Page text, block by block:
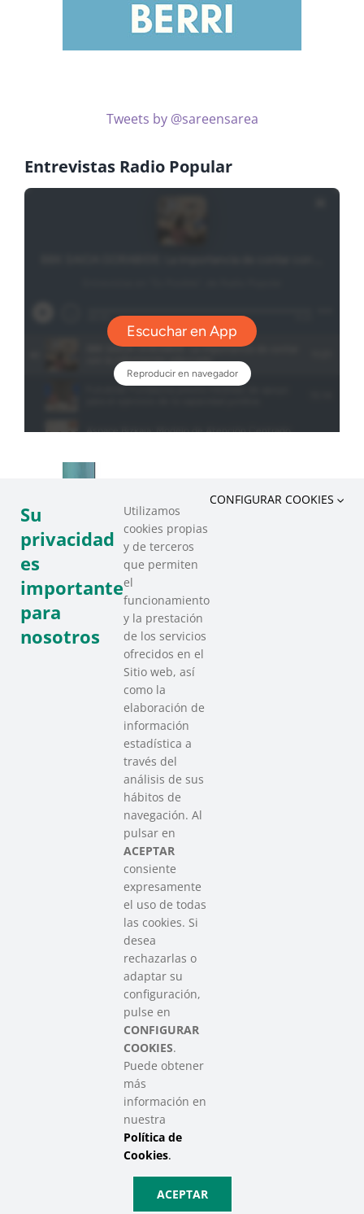
Tweets by @sareensarea
Entrevistas Radio Popular
SAREEN SAREA
Asociación que agrupa a las redes
del Tercer Sector Social en Euskadi
Contacto
info@sareensarea.eu
Iparraguirre, 9 lonja – 48009 Bilbao
946 569 230
Colabora
SAREEN SAREA Euskadiko Hirugarren Sektore Soziala – Tercer
Sector Social de Euskadi
Política de Privacidad|Política de Cookies
de Privacidad de Redes Sociales
Su
privacidad
es
importante
para
nosotros
Utilizamos
cookies propias
y de terceros
que permiten
el
funcionamiento
y la prestación
de los servicios
ofrecidos en el
Sitio web, así
como la
elaboración de
información
estadística a
través del
análisis de sus
hábitos de
navegación. Al
pulsar en
ACEPTAR
consiente
expresamente
el uso de todas
las cookies. Si
desea
rechazarlas o
adaptar su
configuración,
pulse en
CONFIGURAR
COOKIES.
Puede obtener
más
información en
nuestra
Política de
Cookies.
CONFIGURAR COOKIES
ACEPTAR